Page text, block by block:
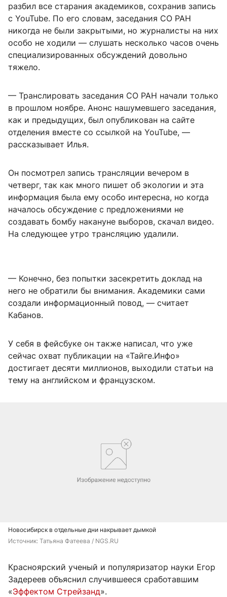
разбил все старания академиков, сохранив запись
с YouTube. По его словам, заседания СО РАН
никогда не были закрытыми, но журналисты на них
особо не ходили — слушать несколько часов очень
специализированных обсуждений довольно
тяжело.
— Транслировать заседания СО РАН начали только
в прошлом ноябре. Анонс нашумевшего заседания,
как и предыдущих, был опубликован на сайте
отделения вместе со ссылкой на YouTube, —
рассказывает Илья.
Он посмотрел запись трансляции вечером в
четверг, так как много пишет об экологии и эта
информация была ему особо интересна, но когда
началось обсуждение с предложениями не
создавать бомбу накануне выборов, скачал видео.
На следующее утро трансляцию удалили.
— Конечно, без попытки засекретить доклад на
него не обратили бы внимания. Академики сами
создали информационный повод, — считает
Кабанов.
У себя в фейсбуке он также написал, что уже
сейчас охват публикации на «Тайге.Инфо»
достигает десяти миллионов, выходили статьи на
тему на английском и французском.
Новосибирск в отдельные дни накрывает дымкой
Источник: Татьяна Фатеева / NGS.RU
Красноярский ученый и популяризатор науки Егор
Задереев объяснил случившееся сработавшим
«Эффектом Стрейзанд».